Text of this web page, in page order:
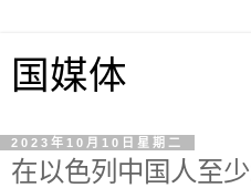
国媒体
2023年10月10日星期二
在以色列中国人至